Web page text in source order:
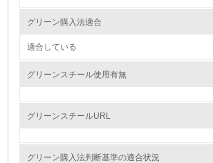
環境問題に関する従業員教育を行っている
自社に関係する主要な環境法規制を把握し、順守
グリーン購入法適合
適合している
グリーンスチール使用有無
グリーンスチールURL
グリーン購入法判断基準の適合状況